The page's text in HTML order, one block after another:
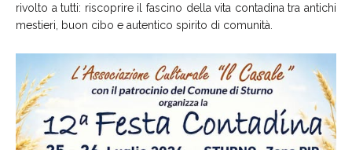
rivolto a tutti: riscoprire il fascino della vita contadina tra antichi
mestieri, buon cibo e autentico spirito di comunità.